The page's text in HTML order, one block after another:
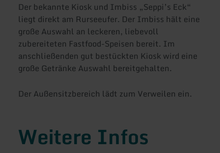
Der bekannte Kiosk und Imbiss „Seppi’s Eck“
liegt direkt am Rurseeufer. Der Imbiss hält eine
große Auswahl an leckeren, liebevoll
zubereiteten Fastfood-Speisen bereit. Im
anschließenden gut bestückten Kiosk wird eine
große Getränke Auswahl bereitgehalten.
Der Außensitzbereich lädt zum Verweilen ein.
Weitere Infos